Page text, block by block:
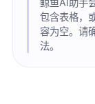
鲸鱼AI助手
包含表格，
容为空。请
法。